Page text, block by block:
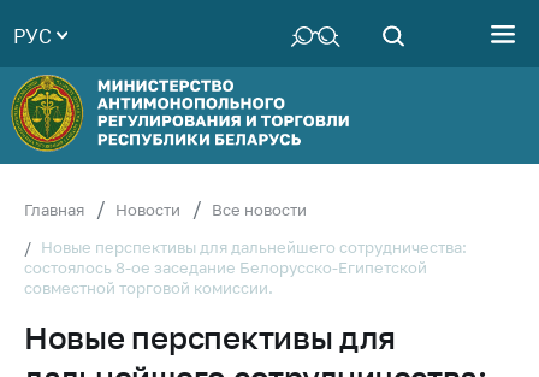
Руководство
Структура
Министерства
Территориальные
Законодательство
деятельность
РУС
Главная Новости
Все новости
Новые перспективы для дальнейшего сотрудничества:
состоялось 8-ое заседание Белорусско-Египетской
совместной торговой комиссии.
Новые перспективы для